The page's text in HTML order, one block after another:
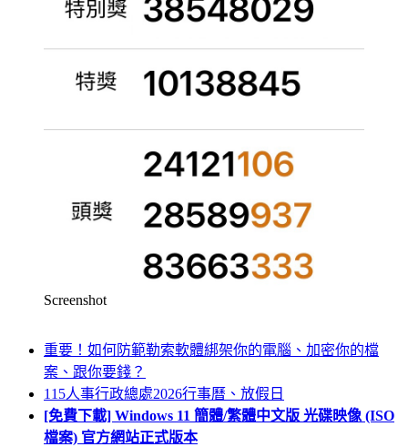
Screenshot
重要！如何防範勒索軟體綁架你的電腦、加密你的檔
案、跟你要錢？
115人事行政總處2026行事曆、放假日
[免費下載] Windows 11 簡體/繁體中文版 光碟映像 (ISO
檔案) 官方網站正式版本